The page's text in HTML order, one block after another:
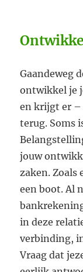
Gaandeweg
ontwikkel je
en krijgt er –
terug. Soms
jouw
zaken. Zoals
een boot. Al
in deze
verbinding,
Vraag dat